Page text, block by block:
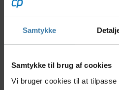
Samtykke
Samtykke til brug af cookies
Vi bruger cookies til at
Bagskifteren er beregnet til
eller Shimano gearskiftere
Shimano Ultegra
R8000-GS